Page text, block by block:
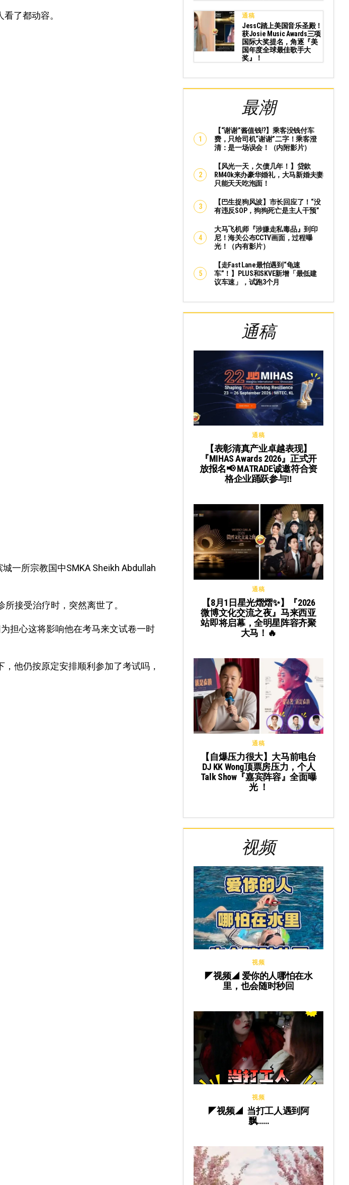
了都动容。
一所宗教国中SMKA Sheikh Abdullah
接受治疗时，突然离世了。
担心这将影响他在考马来文试卷一时
他仍按原定安排顺利参加了考试吗，
通稿
JessC踏上美国音乐圣殿！
获Josie Music Awards三项
国际大奖提名，角逐『美
国年度全球最佳歌手大
奖』！
最潮
【“谢谢”酱值钱⁉️】乘客没钱付车
费，只给司机“谢谢”二字！乘客澄
清：是一场误会！（内附影片）
【风光一天，欠债几年！】贷款
RM40k来办豪华婚礼，大马新婚夫妻
只能天天吃泡面！
【巴生捉狗风波】市长回应了！“没
有违反SOP，狗狗死亡是主人干预”
大马飞机师『涉嫌走私毒品』到印
尼！海关公布CCTV画面，过程曝
光！（内有影片）
【走Fast Lane最怕遇到“龟速
车”！】PLUS和SKVE新增「最低建
议车速」，试跑3个月
通稿
通稿
【表彰清真产业卓越表现】
『MIHAS Awards 2026』正式开
放报名📢 MATRADE诚邀符合资
格企业踊跃参与‼️
通稿
【8月1日星光熠熠✨】『2026
微博文化交流之夜』马来西亚
站即将启幕，全明星阵容齐聚
大马！🔥
通稿
【自爆压力很大】大马前电台
DJ KK Wong顶票房压力，个人
Talk Show『嘉宾阵容』全面曝
光 ！
视频
视频
◤视频◢ 爱你的人哪怕在水
里，也会随时秒回
视频
◤视频◢ 当打工人遇到阿
飘……